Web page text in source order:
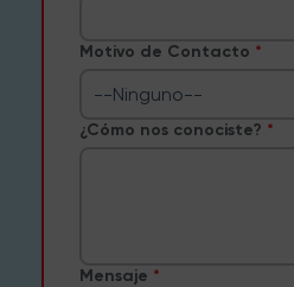
Motivo de Contacto
--Ninguno--
¿Cómo nos conociste?
Mensaje